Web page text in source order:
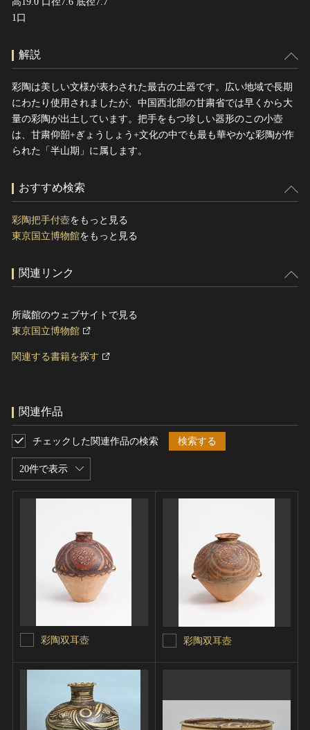
1口
解説
彩陶は美しい文様が表わされた最古の土器です。広い地域で長期
にわたり使用されましたが、中国西北部の甘粛省では早くから大
量の彩陶が出土しています。把手をもつ珍しい器形のこの小壺
は、甘粛仰韶+ぎょうしょう+文化の中でも最も華やかな彩陶が作
られた「半山期」に属します。
おすすめ検索
彩陶把手付壺をもっと見る
東京国立博物館をもっと見る
関連リンク
所蔵館のウェブサイトで見る
東京国立博物館
関連する書籍を探す
関連作品
20件で表示
チェックした関連作品の検索 検索する
彩陶双耳壺 彩陶双耳壺